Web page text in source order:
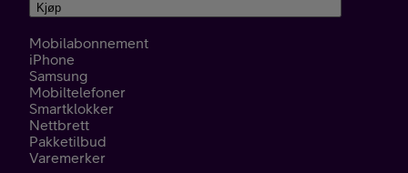
Kjøp
Mobilabonnement
iPhone
Samsung
Mobiltelefoner
Smartklokker
Nettbrett
Pakketilbud
Varemerker